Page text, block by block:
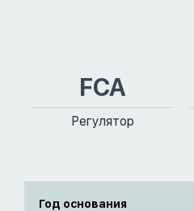
FCA
Регулятор
Год основания